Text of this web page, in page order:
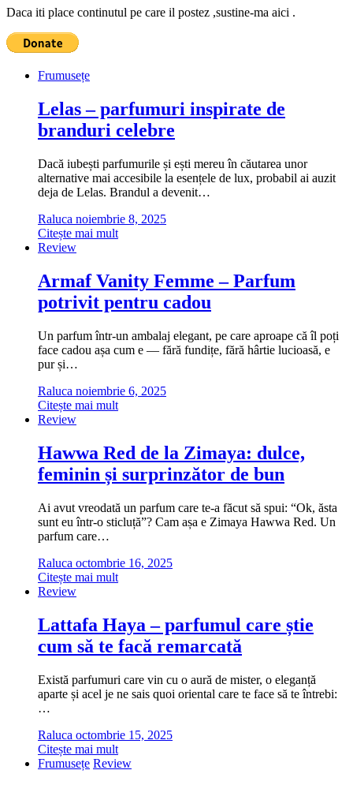
Daca iti place continutul pe care il postez ,sustine-ma aici .
Frumusețe
Lelas – parfumuri inspirate de
branduri celebre
Dacă iubești parfumurile și ești mereu în căutarea unor
alternative mai accesibile la esențele de lux, probabil ai auzit
deja de Lelas. Brandul a devenit…
Raluca noiembrie 8, 2025
Citește mai mult
Review
Armaf Vanity Femme – Parfum
potrivit pentru cadou
Un parfum într-un ambalaj elegant, pe care aproape că îl poți
face cadou așa cum e — fără fundițe, fără hârtie lucioasă, e
pur și…
Raluca noiembrie 6, 2025
Citește mai mult
Review
Hawwa Red de la Zimaya: dulce,
feminin și surprinzător de bun
Ai avut vreodată un parfum care te-a făcut să spui: “Ok, ăsta
sunt eu într-o sticluță”? Cam așa e Zimaya Hawwa Red. Un
parfum care…
Raluca octombrie 16, 2025
Citește mai mult
Review
Lattafa Haya – parfumul care știe
cum să te facă remarcată
Există parfumuri care vin cu o aură de mister, o eleganță
aparte și acel je ne sais quoi oriental care te face să te întrebi:
…
Raluca octombrie 15, 2025
Citește mai mult
Frumusețe Review